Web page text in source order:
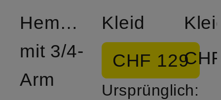
Hemdblusenkleid
mit 3/4-
Arm
Kleid
CHF 129
Ursprünglich: